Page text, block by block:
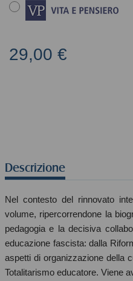
29,00 €
Descrizione
Nel contesto del rinnovato
volume, ripercorrendone la
pedagogia e la decisiva
educazione fascista: dalla
aspetti di organizzazione della
Totalitarismo educatore. Viene